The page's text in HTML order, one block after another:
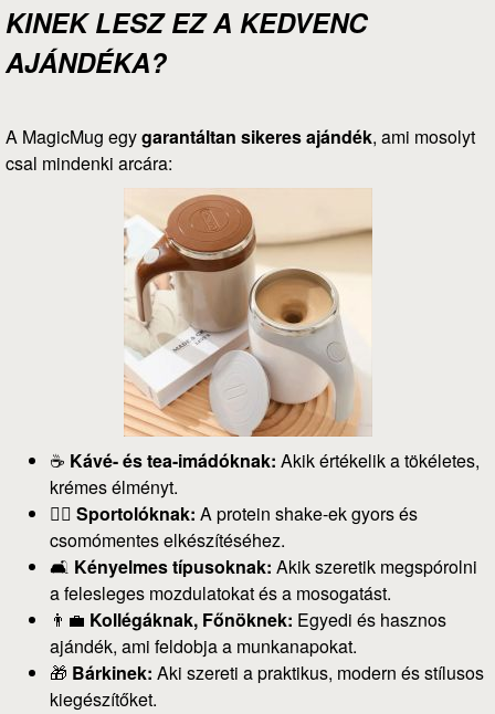
KINEK LESZ EZ A KEDVENC
AJÁNDÉKA?
A MagicMug egygarantáltan sikeres ajándék, ami mosolyt
csal mindenki arcára:
☕ Kávé- és tea-imádóknak: Akik értékelik a tökéletes,
krémes élményt.
🏋️‍♂️ Sportolóknak: A protein shake-ek gyors és
csomómentes elkészítéséhez.
🛋️ Kényelmes típusoknak: Akik szeretik megspórolni
a felesleges mozdulatokat és a mosogatást.
👨‍💼 Kollégáknak, Főnöknek: Egyedi és hasznos
ajándék, ami feldobja a munkanapokat.
🎁 Bárkinek: Aki szereti a praktikus, modern és stílusos
kiegészítőket.